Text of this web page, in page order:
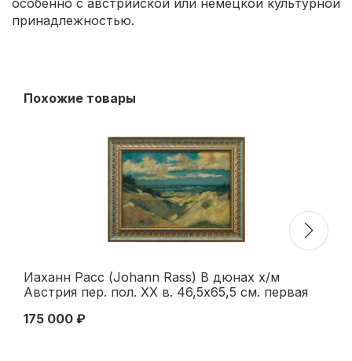
принадлежностью.
Похожие товары
Иаханн Расс (Johann Rass) В дюнах х/м
Австрия пер. пол. ХХ в. 46,5x65,5 см. первая
175 000 ₽